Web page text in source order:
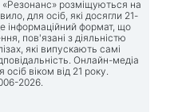
«Резонанс» розміщуються на
для осіб, які досягли 21-
інформаційний формат, що
пов'язані з діяльністю
які випускають самі
Онлайн-медіа
віком від 21 року.
2026.